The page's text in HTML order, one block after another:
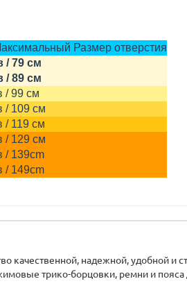
Размер отверстия
/ 79 см
/ 89 см
/ 99 см
/ 109 см
/ 119 см
/ 129 см
/ 139cm
/ 149cm
качественной, надежной, удобной и
трико-борцовки, ремни и пояса